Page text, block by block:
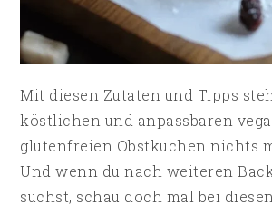
Mit diesen Zutaten und Tipps
köstlichen und anpassbaren
glutenfreien Obstkuchen nichts
Und wenn du nach weiteren
suchst, schau doch mal bei diesen